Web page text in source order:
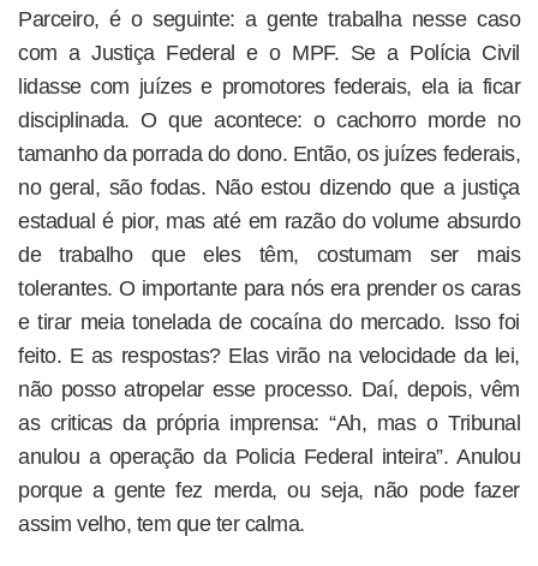
Parceiro, é o seguinte: a gente trabalha nesse caso
com a Justiça Federal e o MPF. Se a Polícia Civil
lidasse com juízes e promotores federais, ela ia ficar
disciplinada. O que acontece: o cachorro morde no
tamanho da porrada do dono. Então, os juízes federais,
no geral, são fodas. Não estou dizendo que a justiça
estadual é pior, mas até em razão do volume absurdo
de trabalho que eles têm, costumam ser mais
tolerantes. O importante para nós era prender os caras
e tirar meia tonelada de cocaína do mercado. Isso foi
feito. E as respostas? Elas virão na velocidade da lei,
não posso atropelar esse processo. Daí, depois, vêm
as criticas da própria imprensa: “Ah, mas o Tribunal
anulou a operação da Policia Federal inteira”. Anulou
porque a gente fez merda, ou seja, não pode fazer
assim velho, tem que ter calma.